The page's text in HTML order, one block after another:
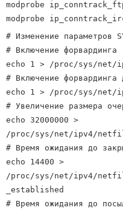
modprobe
modprobe
# Изменение параметров
# Включение форвардинга
echo 1 > /proc/sys/net/
# Включение форвардинга
echo 1 > /proc/sys/net/
# Увеличение размера
echo 32000000 >
/proc/sys/net/ipv4/
# Время ожидания до
echo 14400 >
/proc/sys/net/ipv4/
_established
# Время ожидания до